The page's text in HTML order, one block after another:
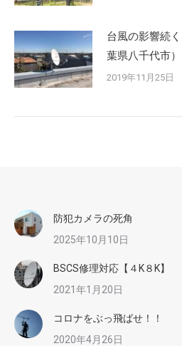
台風の影響続
葉県八千代市）
2019年11月25日
防犯カメラの死角
2025年10月10日
BSCS修理対応【４K８K】
2021年1月20日
コロナをぶっ飛ばせ！！
2020年4月26日